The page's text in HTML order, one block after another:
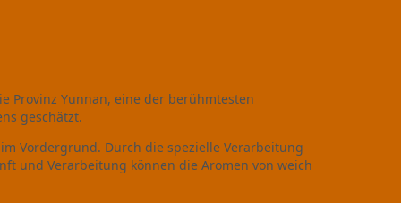
Provinz Yunnan, eine der berühmtesten
geschätzt.
Vordergrund. Durch die spezielle Verarbeitung
und Verarbeitung können die Aromen von weich